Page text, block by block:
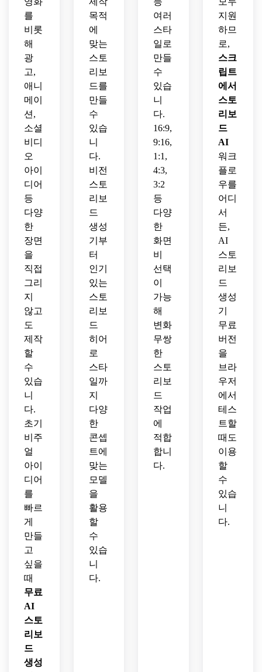
를
비롯
해
광
고,
애니
메이
션,
소셜
비디
오
아이
디어
등
다양
한
장면
을
직접
그리
지
않고
도
제작
할
수
있습
니
다.
초기
비주
얼
아이
디어
를
빠르
게
만들
고
싶을
때
무료
AI
스토
리보
드
생성
목적
에
맞는
스토
리보
드를
만들
수
있습
니
다.
비전
스토
리보
드
생성
기부
터
인기
있는
스토
리보
드
히어
로
스타
일까
지
다양
한
콘셉
트에
맞는
모델
을
활용
할
수
있습
니
다.
여러
스타
일로
만들
수
있습
니
다.
16:9,
9:16,
1:1,
4:3,
3:2
등
다양
한
화면
비
선택
이
가능
해
변화
무쌍
한
스토
리보
드
작업
에
적합
합니
다.
지원
하므
로,
스크
립트
에서
스토
리보
드
AI
워크
플로
우를
어디
서
든,
AI
스토
리보
드
생성
기
무료
버전
을
브라
우저
에서
테스
트할
때도
이용
할
수
있습
니
다.